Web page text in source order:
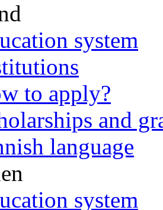
system
to apply?
and
language
system